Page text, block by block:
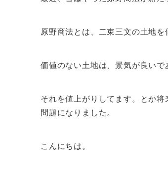
原野商法とは、二束三文の土地
価値のない土地は、景気が良いで
それを値上がりしてます。とか
問題になりました。
こんにちは。